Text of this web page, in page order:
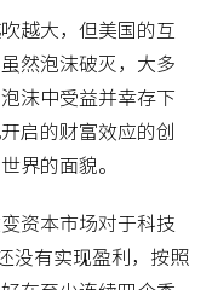
越大，但美国的互
然泡沫破灭，大多
沫中受益并幸存下
启的财富效应的创
界的面貌。
资本市场对于科技
没有实现盈利，按照